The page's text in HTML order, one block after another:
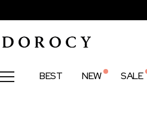
BEST NEW SALE